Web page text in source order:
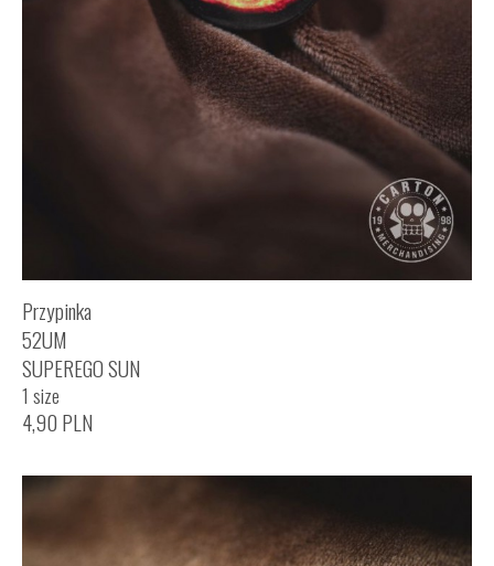
Przypinka
52UM
SUPEREGO SUN
1 size
4,90 PLN